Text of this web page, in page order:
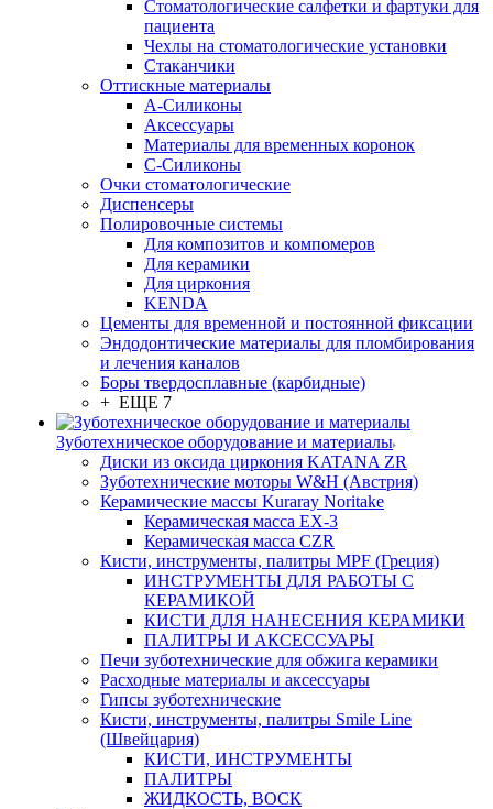
Стоматологические салфетки и фартуки для
пациента
Чехлы на стоматологические установки
Стаканчики
Оттискные материалы
А-Силиконы
Аксессуары
Материалы для временных коронок
С-Силиконы
Очки стоматологические
Диспенсеры
Полировочные системы
Для композитов и компомеров
Для керамики
Для циркония
KENDA
Цементы для временной и постоянной фиксации
Эндодонтические материалы для пломбирования
и лечения каналов
Боры твердосплавные (карбидные)
+ ЕЩЕ 7
Зуботехническое оборудование и материалы
Диски из оксида циркония KATANA ZR
Зуботехнические моторы W&H (Австрия)
Керамические массы Kuraray Noritake
Керамическая масса EX-3
Керамическая масса CZR
Кисти, инструменты, палитры MPF (Греция)
ИНСТРУМЕНТЫ ДЛЯ РАБОТЫ С
КЕРАМИКОЙ
КИСТИ ДЛЯ НАНЕСЕНИЯ КЕРАМИКИ
ПАЛИТРЫ И АКСЕССУАРЫ
Печи зуботехнические для обжига керамики
Расходные материалы и аксессуары
Гипсы зуботехнические
Кисти, инструменты, палитры Smile Line
(Швейцария)
КИСТИ, ИНСТРУМЕНТЫ
ПАЛИТРЫ
ЖИДКОСТЬ, ВОСК